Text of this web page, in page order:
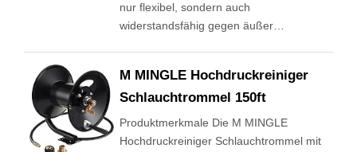
nur flexibel, sondern auch
widerstandsfähig gegen äußer…
M MINGLE Hochdruckreiniger
Schlauchtrommel 150ft
Produktmerkmale Die M MINGLE
Hochdruckreiniger Schlauchtrommel mit